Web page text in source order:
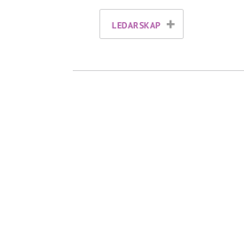
LEDARSKAP +